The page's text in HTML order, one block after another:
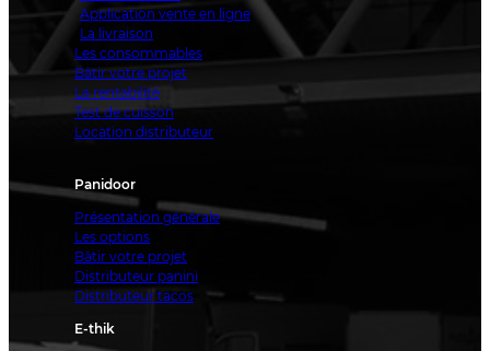
Application vente en ligne
La livraison
Les consommables
Bâtir votre projet
La rentabilité
Test de cuisson
Location distributeur
Panidoor
Présentation générale
Les options
Bâtir votre projet
Distributeur panini
Distributeur tacos
E-thik